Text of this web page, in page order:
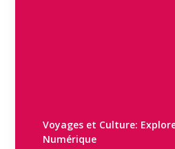
Voyages et Culture:
Numérique